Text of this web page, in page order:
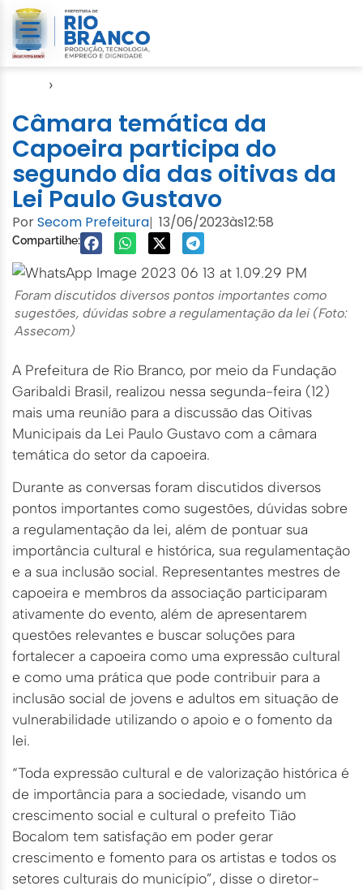
›
Câmara temática da
Capoeira participa do
segundo dia das oitivas da
Lei Paulo Gustavo
PorSecom Prefeitura| 13/06/2023às12:58
Compartilhe:
Foram discutidos diversos pontos importantes como
sugestões, dúvidas sobre a regulamentação da lei (Foto:
Assecom)
A Prefeitura de Rio Branco, por meio da Fundação
Garibaldi Brasil, realizou nessa segunda-feira (12)
mais uma reunião para a discussão das Oitivas
Municipais da Lei Paulo Gustavo com a câmara
temática do setor da capoeira.
Durante as conversas foram discutidos diversos
pontos importantes como sugestões, dúvidas sobre
a regulamentação da lei, além de pontuar sua
importância cultural e histórica, sua regulamentação
e a sua inclusão social. Representantes mestres de
capoeira e membros da associação participaram
ativamente do evento, além de apresentarem
questões relevantes e buscar soluções para
fortalecer a capoeira como uma expressão cultural
e como uma prática que pode contribuir para a
inclusão social de jovens e adultos em situação de
vulnerabilidade utilizando o apoio e o fomento da
lei.
“Toda expressão cultural e de valorização histórica é
de importância para a sociedade, visando um
crescimento social e cultural o prefeito Tião
Bocalom tem satisfação em poder gerar
crescimento e fomento para os artistas e todos os
setores culturais do município”, disse o diretor-